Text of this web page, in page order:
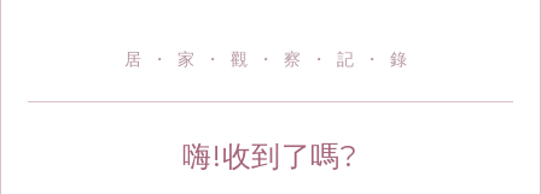
居・家・觀・察・記・錄
嗨!收到了嗎?